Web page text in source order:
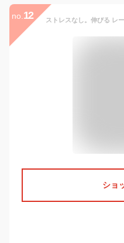
no. 12
ショ